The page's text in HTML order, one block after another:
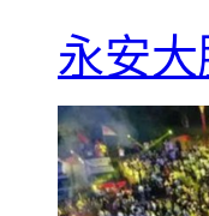
永安